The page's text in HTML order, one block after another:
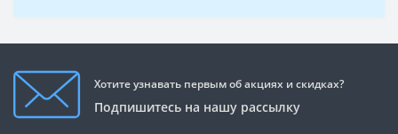
Хотите узнавать первым об акциях и скидках?
Подпишитесь на нашу рассылку